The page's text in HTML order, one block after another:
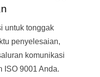
untuk tonggak
penyelesaian,
komunikasi
ISO 9001 Anda.